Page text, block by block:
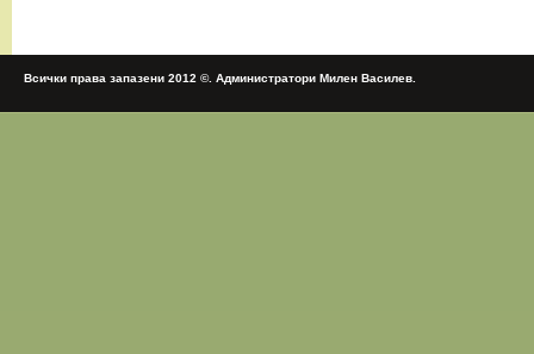
Всички права запазени 2012 ©. Администратори Милен Василев.